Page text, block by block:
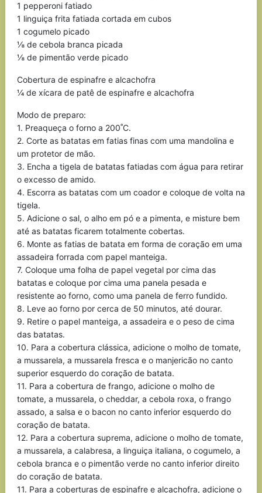
1 pepperoni fatiado
1 linguiça frita fatiada cortada em cubos
1 cogumelo picado
⅛ de cebola branca picada
⅛ de pimentão verde picado
Cobertura de espinafre e alcachofra
¼ de xícara de patê de espinafre e alcachofra
Modo de preparo:
1. Preaqueça o forno a 200˚C.
2. Corte as batatas em fatias finas com uma mandolina e
um protetor de mão.
3. Encha a tigela de batatas fatiadas com água para retirar
o excesso de amido.
4. Escorra as batatas com um coador e coloque de volta na
tigela.
5. Adicione o sal, o alho em pó e a pimenta, e misture bem
até as batatas ficarem totalmente cobertas.
6. Monte as fatias de batata em forma de coração em uma
assadeira forrada com papel manteiga.
7. Coloque uma folha de papel vegetal por cima das
batatas e coloque por cima uma panela pesada e
resistente ao forno, como uma panela de ferro fundido.
8. Leve ao forno por cerca de 50 minutos, até dourar.
9. Retire o papel manteiga, a assadeira e o peso de cima
das batatas.
10. Para a cobertura clássica, adicione o molho de tomate,
a mussarela, a mussarela fresca e o manjericão no canto
superior esquerdo do coração de batata.
11. Para a cobertura de frango, adicione o molho de
tomate, a mussarela, o cheddar, a cebola roxa, o frango
assado, a salsa e o bacon no canto inferior esquerdo do
coração de batata.
12. Para a cobertura suprema, adicione o molho de tomate,
a mussarela, a calabresa, a linguiça italiana, o cogumelo, a
cebola branca e o pimentão verde no canto inferior direito
do coração de batata.
11. Para a coberturas de espinafre e alcachofra, adicione o